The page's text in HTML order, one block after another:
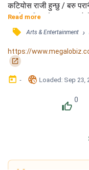
कटियोस राजी हुन्छु / बरु
उस्सै सुकी जावोस / भाग्य लेख्ने
कालजयी पिरती बनोस् / हर
, गीतको /
Read more
󰓹 Arts & Entertainment ›
https://
󰏌
󰃶 - 󱉊 Loaded: Sep 23,
󰔔
0